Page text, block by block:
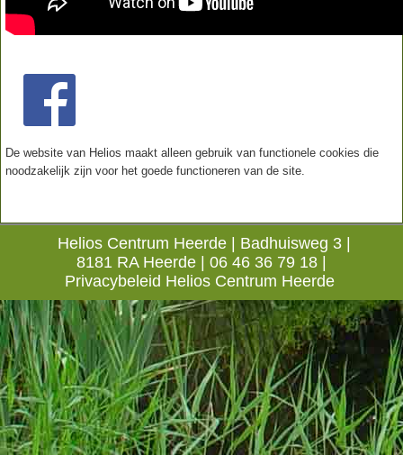
De website van Helios maakt alleen gebruik van functionele cookies die
noodzakelijk zijn voor het goede functioneren van de site.
Helios Centrum Heerde |
Badhuisweg 3 |
8181 RA Heerde |
06 46 36 79 18
Privacybeleid Helios Centrum Heerde